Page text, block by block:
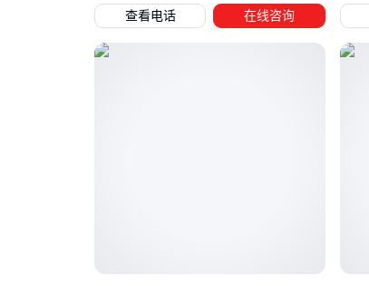
查看电话 在线咨询